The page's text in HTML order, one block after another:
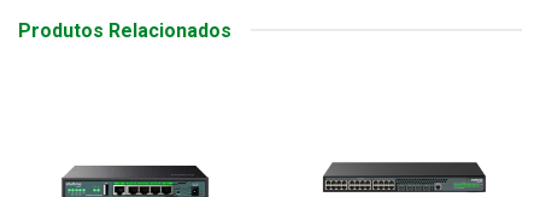
Produtos Relacionados